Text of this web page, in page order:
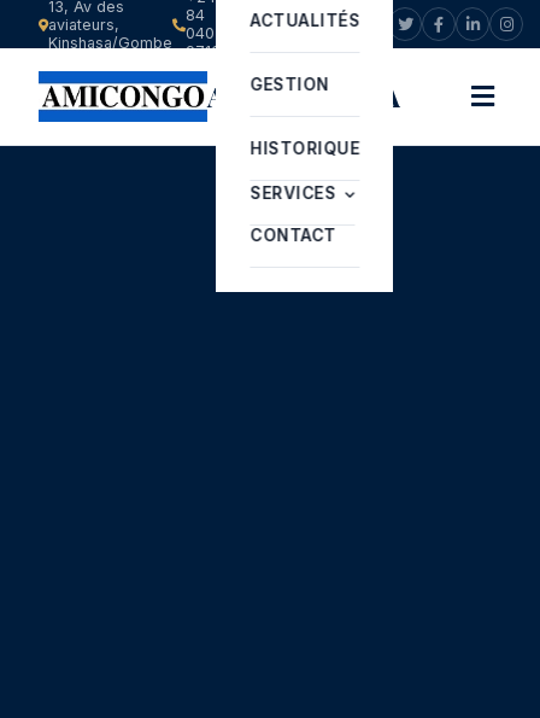
13, Av des
aviateurs,
Kinshasa/Gombe
84
040
9713
info@amicongo.com
AMICONGO SA
ACTUALITÉS
GESTION
HISTORIQUE
SERVICES
CONTACT